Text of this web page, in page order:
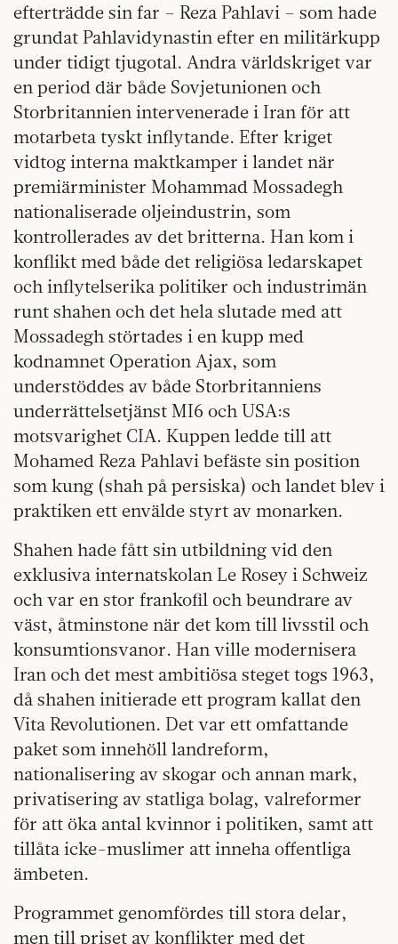
efterträdde sin far – Reza Pahlavi – som hade
grundat Pahlavidynastin efter en militärkupp
under tidigt tjugotal. Andra världskriget var
en period där både Sovjetunionen och
Storbritannien intervenerade i Iran för att
motarbeta tyskt inflytande. Efter kriget
vidtog interna maktkamper i landet när
premiärminister Mohammad Mossadegh
nationaliserade oljeindustrin, som
kontrollerades av det britterna. Han kom i
konflikt med både det religiösa ledarskapet
och inflytelserika politiker och industrimän
runt shahen och det hela slutade med att
Mossadegh störtades i en kupp med
kodnamnet Operation Ajax, som
understöddes av både Storbritanniens
underrättelsetjänst MI6 och USA:s
motsvarighet CIA. Kuppen ledde till att
Mohamed Reza Pahlavi befäste sin position
som kung (shah på persiska) och landet blev i
praktiken ett envälde styrt av monarken.
Shahen hade fått sin utbildning vid den
exklusiva internatskolan Le Rosey i Schweiz
och var en stor frankofil och beundrare av
väst, åtminstone när det kom till livsstil och
konsumtionsvanor. Han ville modernisera
Iran och det mest ambitiösa steget togs 1963,
då shahen initierade ett program kallat den
Vita Revolutionen. Det var ett omfattande
paket som innehöll landreform,
nationalisering av skogar och annan mark,
privatisering av statliga bolag, valreformer
för att öka antal kvinnor i politiken, samt att
tillåta icke-muslimer att inneha offentliga
ämbeten.
Programmet genomfördes till stora delar,
men till priset av konflikter med det